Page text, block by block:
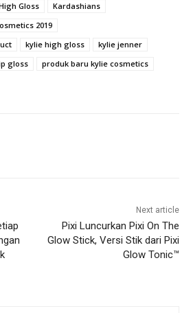
Gloss
Kardashians
2019
kylie high gloss
kylie jenner
gloss
produk baru kylie cosmetics
Next article
Pixi Luncurkan Pixi On The
Glow Stick, Versi Stik dari Pixi
Glow Tonic™